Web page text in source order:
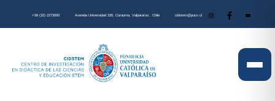
+56 (32) 2273000 Avenida Universidad 330, Curauma, Valparaíso , Chile cidstem@pucv.cl